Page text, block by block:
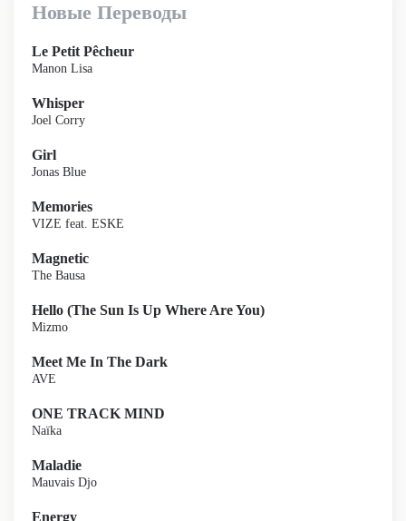
Новые Переводы
Le Petit Pêcheur
Manon Lisa
Whisper
Joel Corry
Girl
Jonas Blue
Memories
VIZE feat. ESKE
Magnetic
The Bausa
Hello (The Sun Is Up Where Are You)
Mizmo
Meet Me In The Dark
AVE
ONE TRACK MIND
Naïka
Maladie
Mauvais Djo
Energy